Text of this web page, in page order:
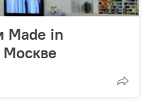
Made in